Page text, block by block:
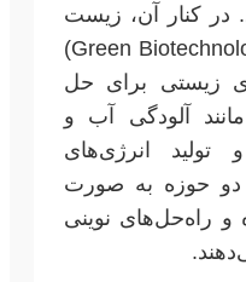
در کنار آن، زیست
فناوری محیط زیست (Green Biotechnology)
زیستی برای حل
آلودگی آب و
انرژی‌های
دو حوزه به صورت
و راه‌حل‌های نوینی